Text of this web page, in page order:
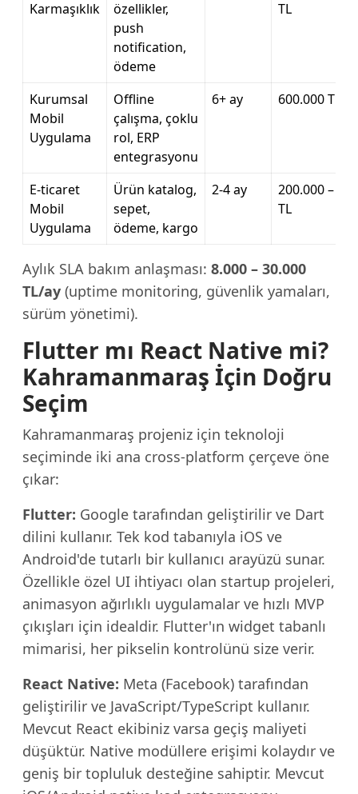
Karmaşıklık
özellikler,
push
notification,
ödeme
TL
Kurumsal
Mobil
Uygulama
Offline
çalışma, çoklu
rol, ERP
entegrasyonu
6+ ay 600.000 TL+
E-ticaret
Mobil
Uygulama
Ürün katalog,
sepet,
ödeme, kargo
2-4 ay
200.000 –
TL
Aylık SLA bakım anlaşması: 8.000 – 30.000
TL/ay (uptime monitoring, güvenlik yamaları,
sürüm yönetimi).
Flutter mı React Native mi?
Kahramanmaraş İçin Doğru
Seçim
Kahramanmaraş projeniz için teknoloji
seçiminde iki ana cross-platform çerçeve öne
çıkar:
Flutter: Google tarafından geliştirilir ve Dart
dilini kullanır. Tek kod tabanıyla iOS ve
Android'de tutarlı bir kullanıcı arayüzü sunar.
Özellikle özel UI ihtiyacı olan startup projeleri,
animasyon ağırlıklı uygulamalar ve hızlı MVP
çıkışları için idealdir. Flutter'ın widget tabanlı
mimarisi, her pikselin kontrolünü size verir.
React Native: Meta (Facebook) tarafından
geliştirilir ve JavaScript/TypeScript kullanır.
Mevcut React ekibiniz varsa geçiş maliyeti
düşüktür. Native modüllere erişimi kolaydır ve
geniş bir topluluk desteğine sahiptir. Mevcut